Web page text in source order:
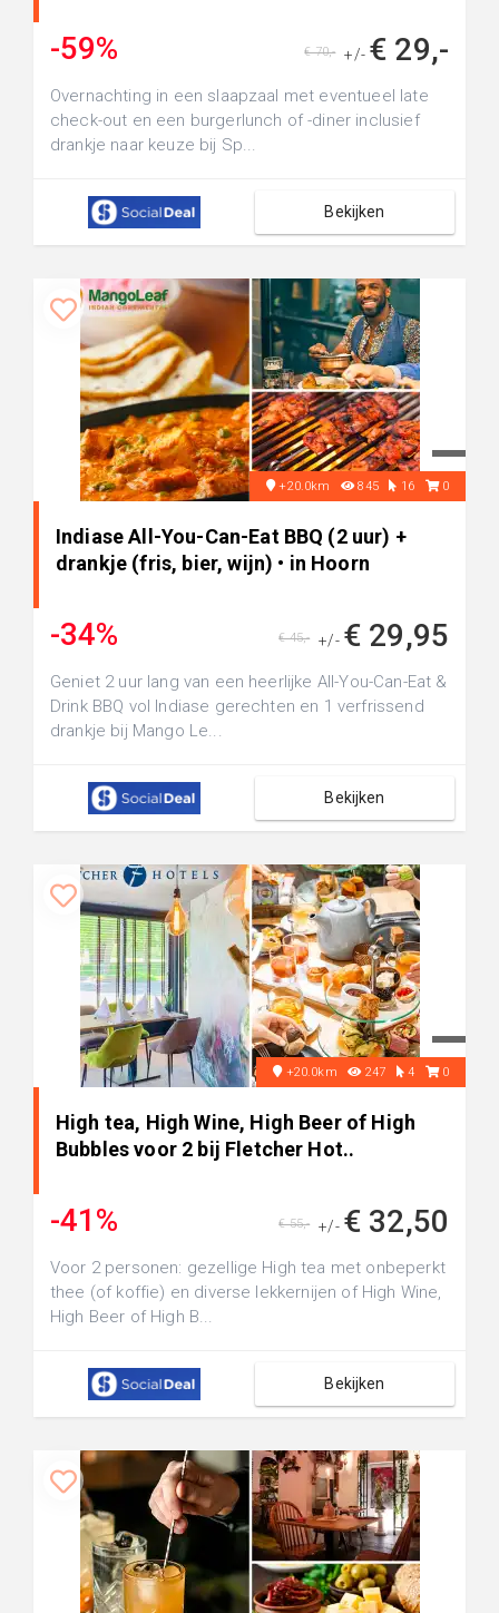
-59% +/- € 29,-
€ 70,-
Overnachting in een slaapzaal met eventueel late
check-out en een burgerlunch of -diner inclusief
drankje naar keuze bij Sp...
Bekijken
+20.0km 845 16 0
Indiase All-You-Can-Eat BBQ (2 uur) +
drankje (fris, bier, wijn) • in Hoorn
-34% +/- € 29,95
€ 45,-
Geniet 2 uur lang van een heerlijke All-You-Can-Eat &
Drink BBQ vol Indiase gerechten en 1 verfrissend
drankje bij Mango Le...
Bekijken
+20.0km 247 4 0
High tea, High Wine, High Beer of High
Bubbles voor 2 bij Fletcher Hot..
-41% +/- € 32,50
€ 55,-
Voor 2 personen: gezellige High tea met onbeperkt
thee (of koffie) en diverse lekkernijen of High Wine,
High Beer of High B...
Bekijken